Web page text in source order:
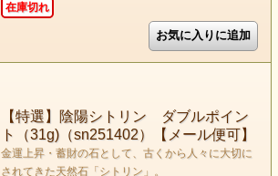
在庫切れ
【特選】陰陽シトリン ダブルポイン
ト（31g)（sn251402）【メール便可】
金運上昇・蓄財の石として、古くから人々に大切に
されてきた天然石「シトリン」。